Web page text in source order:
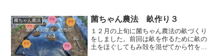
状態です。ちょっと様子を見ていただこ
うと思います。
菌ちゃん農法 菌ちゃん農法 畝作り３
１２月の上旬に菌ちゃん農法の畝づくり
をしました。前回は畝を作るために畝の
土をほぐしてもみ殻を混ぜてから竹を入